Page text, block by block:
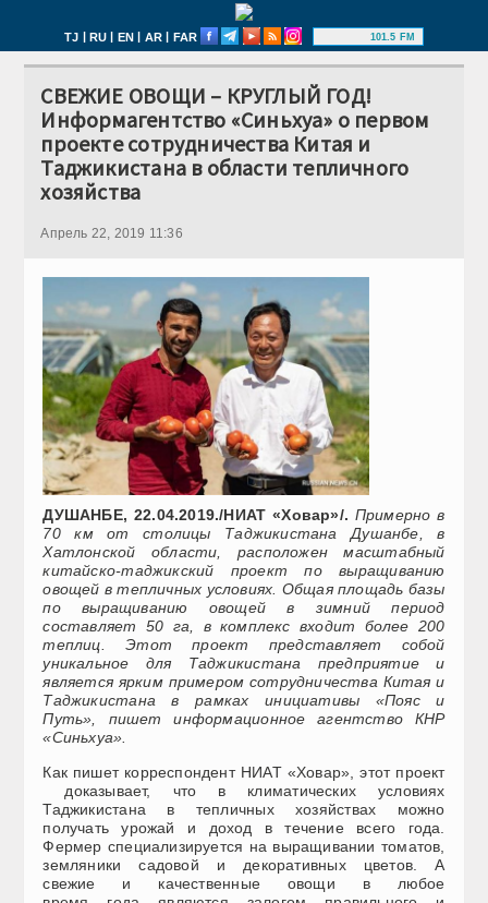
TJ | RU | EN | AR | FAR 101.5 FM
СВЕЖИЕ ОВОЩИ – КРУГЛЫЙ ГОД!
Информагентство «Синьхуа» о первом
проекте сотрудничества Китая и
Таджикистана в области тепличного
хозяйства
Апрель 22, 2019 11:36
ДУШАНБЕ, 22.04.2019./НИАТ «Ховар»/. Примерно в
70 км от столицы Таджикистана Душанбе, в
Хатлонской области, расположен масштабный
китайско-таджикский проект по выращиванию
овощей в тепличных условиях. Общая площадь базы
по выращиванию овощей в зимний период
составляет 50 га, в комплекс входит более 200
теплиц. Этот проект представляет собой
уникальное для Таджикистана предприятие и
является ярким примером сотрудничества Китая и
Таджикистана в рамках инициативы «Пояс и
Путь», пишет информационное агентство КНР
«Синьхуа».
Как пишет корреспондент НИАТ «Ховар», этот проект
доказывает, что в климатических условиях
Таджикистана в тепличных хозяйствах можно
получать урожай и доход в течение всего года.
Фермер специализируется на выращивании томатов,
земляники садовой и декоративных цветов. А
свежие и качественные овощи в любое